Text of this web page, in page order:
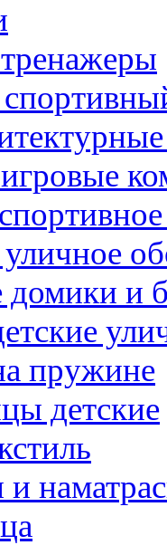
и
пружине
детские